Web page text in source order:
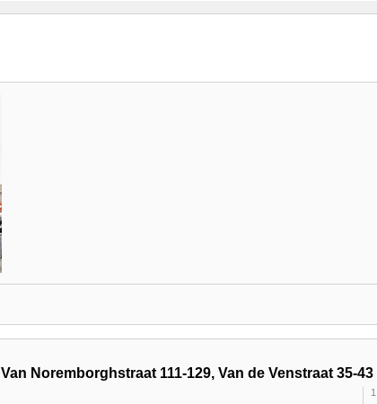
Noremborghstraat 111-129, Van de Venstraat 35-43
1